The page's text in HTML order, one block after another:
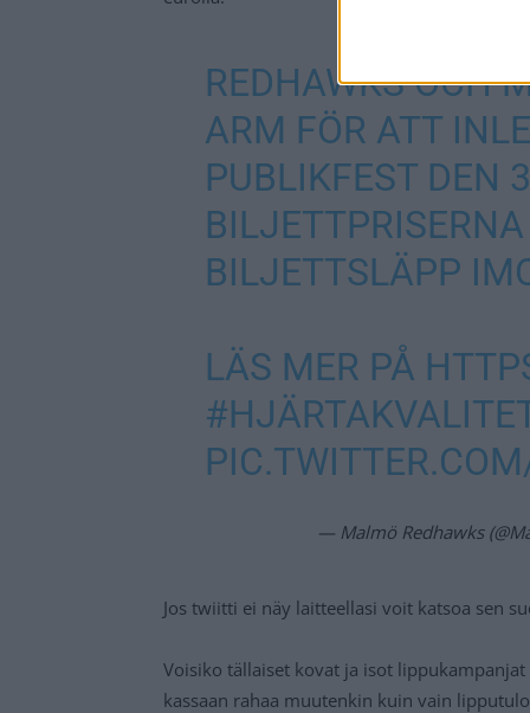
REDHAWKS OCH
ARM FÖR ATT
PUBLIKFEST DEN
BILJETTSLÄPP
LÄS MER PÅ
— Malmö Redhawks
Jos twiitti ei näy laitteellasi voit katsoa sen
Voisiko tällaiset kovat ja isot
kassaan rahaa muutenkin kuin vain